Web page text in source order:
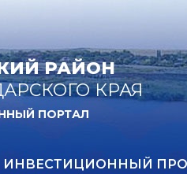
РАЙОН
КРАЯ
ПОРТАЛ
ИНВЕСТИЦИОННЫЙ